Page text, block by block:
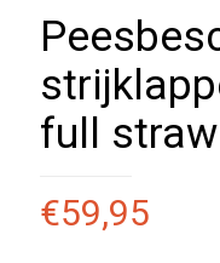
full straw
€59,95